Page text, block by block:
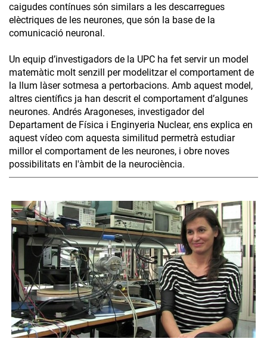
caigudes contínues són similars a les descarregues
elèctriques de les neurones, que són la base de la
comunicació neuronal.
Un equip d’investigadors de la UPC ha fet servir un model
matemàtic molt senzill per modelitzar el comportament de
la llum làser sotmesa a pertorbacions. Amb aquest model,
altres científics ja han descrit el comportament d’algunes
neurones. Andrés Aragoneses, investigador del
Departament de Física i Enginyeria Nuclear, ens explica en
aquest vídeo com aquesta similitud permetrà estudiar
millor el comportament de les neurones, i obre noves
possibilitats en l'àmbit de la neurociència.